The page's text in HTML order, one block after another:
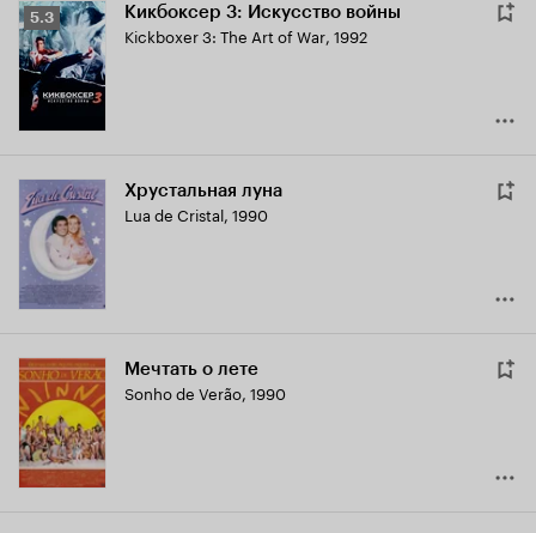
Рейтинг
Кинопоиска
5.3
5.3 Кикбоксер 3: Искусство войны
Kickboxer 3: The Art of War, 1992
Хрустальная луна
Lua de Cristal, 1990
Мечтать о лете
Sonho de Verão, 1990